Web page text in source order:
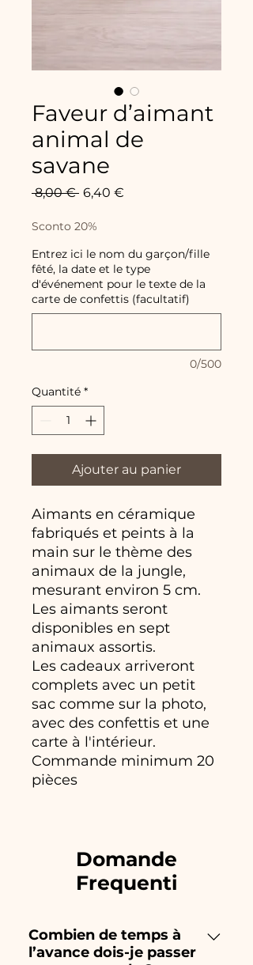
Faveur d’aimant
animal de
savane
8,00 € Prix
6,40 €
Sconto 20%
Entrez ici le nom du garçon/fille
fêté, la date et le type
d'événement pour le texte de la
carte de confettis (facultatif)
0/500
Quantité *
Ajouter au panier
Aimants en céramique
fabriqués et peints à la
main sur le thème des
animaux de la jungle,
mesurant environ 5 cm.
Les aimants seront
disponibles en sept
animaux assortis.
Les cadeaux arriveront
complets avec un petit
sac comme sur la photo,
avec des confettis et une
carte à l'intérieur.
Commande minimum 20
pièces
Domande
Frequenti
Combien de temps à
l’avance dois-je passer